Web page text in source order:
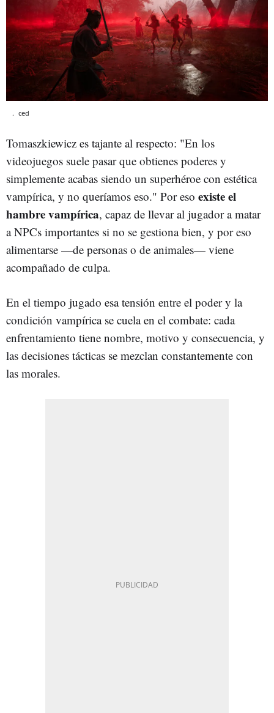
. ced
Tomaszkiewicz es tajante al respecto: "En los
videojuegos suele pasar que obtienes poderes y
simplemente acabas siendo un superhéroe con estética
vampírica, y no queríamos eso." Por eso existe el
hambre vampírica, capaz de llevar al jugador a matar
a NPCs importantes si no se gestiona bien, y por eso
alimentarse —de personas o de animales— viene
acompañado de culpa.
En el tiempo jugado esa tensión entre el poder y la
condición vampírica se cuela en el combate: cada
enfrentamiento tiene nombre, motivo y consecuencia, y
las decisiones tácticas se mezclan constantemente con
las morales.